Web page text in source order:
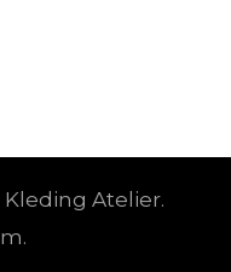
Atelier.